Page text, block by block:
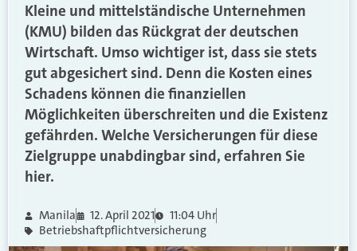
Kleine und mittelständische Unternehmen
(KMU) bilden das Rückgrat der deutschen
Wirtschaft. Umso wichtiger ist, dass sie stets
gut abgesichert sind. Denn die Kosten eines
Schadens können die finanziellen
Möglichkeiten überschreiten und die Existenz
gefährden. Welche Versicherungen für diese
Zielgruppe unabdingbar sind, erfahren Sie
hier.
Manila 12. April 2021
11:04 Uhr
Betriebshaftpflichtversicherung